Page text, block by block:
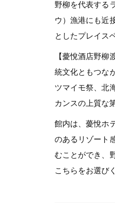
野柳を代表する
ウ）漁港にも近
としたプレイス
【薆悅酒店野
統文化ともつな
ツマイモ祭、北
カンスの上質な
館内は、薆悅ホ
のあるリゾート
むことができ、
こちらをお選び